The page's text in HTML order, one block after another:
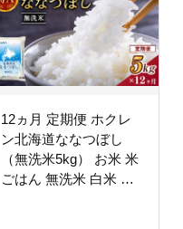
12ヵ月 定期便 ホクレ
ン北海道ななつぼし
（無洗米5kg） お米 米
ごはん 無洗米 白米 国